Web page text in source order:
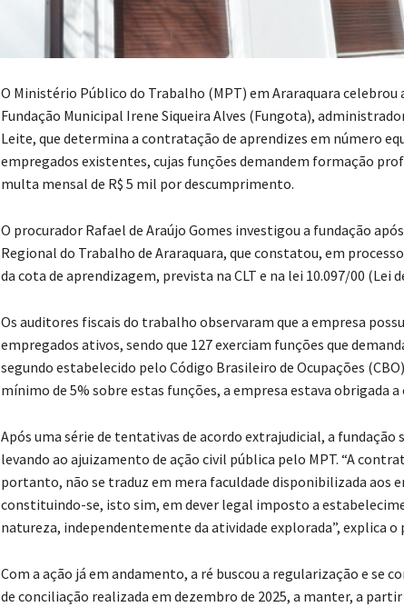
O Ministério Público do Trabalho (MPT) em Araraquara celebrou
Fundação Municipal Irene Siqueira Alves (Fungota),
Leite, que determina a contratação de aprendizes em número
empregados existentes, cujas funções demandem formação
multa mensal de R$ 5 mil por descumprimento.
O procurador Rafael de Araújo Gomes investigou a fundação
Regional do Trabalho de Araraquara, que constatou, em
da cota de aprendizagem, prevista na CLT e na lei 10.097/00 (Lei
Os auditores fiscais do trabalho observaram que a empresa
empregados ativos, sendo que 127 exerciam funções que
segundo estabelecido pelo Código Brasileiro de Ocupações
mínimo de 5% sobre estas funções, a empresa estava obrigada
Após uma série de tentativas de acordo extrajudicial, a fundação
levando ao ajuizamento de ação civil pública pelo MPT. “A
portanto, não se traduz em mera faculdade disponibilizada aos
constituindo-se, isto sim, em dever legal imposto a
natureza, independentemente da atividade explorada”, explica
Com a ação já em andamento, a ré buscou a regularização e se
de conciliação realizada em dezembro de 2025, a manter, a